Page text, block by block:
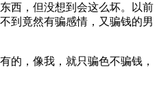
西，但没想到会这么坏。以前
到竟然有骗感情，又骗钱的男
的，像我，就只骗色不骗钱，